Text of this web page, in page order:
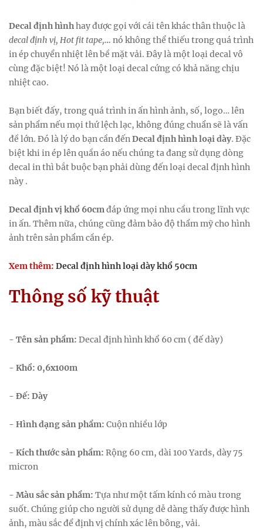
Decal định hìnhhay được gọi với cái tên khác thân thuộc là
decal định vị, Hot fit tape,… nó không thể thiếu trong quá trình
in ép chuyển nhiệt lên bề mặt vải. Đây là một loại decal vô
cùng đặc biệt! Nó là một loại decal cứng có khả năng chịu
nhiệt cao.
Bạn biết đấy, trong quá trình in ấn hình ảnh, số, logo… lên
sản phẩm nếu mọi thứ lệch lạc, không đúng chuẩn sẽ là vấn
đề lớn. Đó là lý do bạn cần đếnDecal định hình loại dày. Đặc
biệt khi in ép lên quần áo nếu chúng ta đang sử dụng dòng
decal in thì bắt buộc bạn phải dùng đến loại decal định hình
này .
Decal định vị khổ 60cmđáp ứng mọi nhu cầu trong lĩnh vực
in ấn. Thêm nữa, chúng cũng đảm bảo độ thẩm mỹ cho hình
ảnh trên sản phẩm cần ép.
Xem thêm: Decal định hình loại dày khổ 50cm
Thông số kỹ thuật
- Tên sản phẩm: Decal định hình khổ 60 cm ( đế dày)
- Khổ: 0,6x100m
- Đế: Dày
- Hình dạng sản phẩm: Cuộn nhiều lớp
- Kích thước sản phẩm: Rộng 60 cm, dài 100 Yards, dày 75
micron
- Màu sắc sản phẩm: Tựa như một tấm kính có màu trong
suốt. Chúng giúp cho người sử dụng dễ dàng thấy được hình
ảnh, màu sắc để định vị chính xác lên bông, vải.